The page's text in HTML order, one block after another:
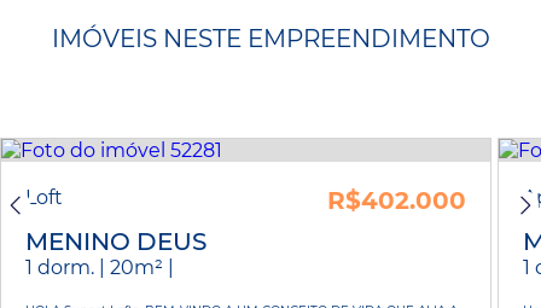
IMÓVEIS NESTE EMPREENDIMENTO
Loft
R$402.000
MENINO DEUS
1 dorm. | 20m² | 1